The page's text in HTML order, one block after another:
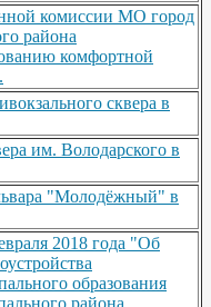
комиссии МО город
района
комфортной
сквера в
им. Володарского в
"Молодёжный" в
2018 года "Об
образования
района